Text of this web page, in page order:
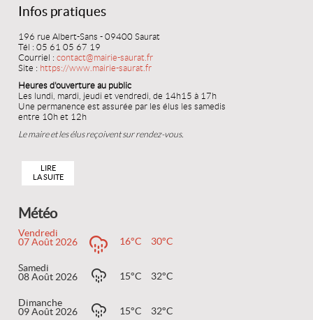
Infos pratiques
196 rue Albert-Sans - 09400 Saurat
Tél : 05 61 05 67 19
Courriel :contact@mairie-saurat.fr
Site : https://www.mairie-saurat.fr
Heures d'ouverture au public
Les lundi, mardi, jeudi et vendredi, de 14h15 à 17h
Une permanence est assurée par les élus les samedis
entre 10h et 12h
Le maire et les élus reçoivent sur rendez-vous.
LIRE
LA SUITE
Météo
Vendredi
07 Août 2026
16°C 30°C
Samedi
08 Août 2026
15°C 32°C
Dimanche
09 Août 2026
15°C 32°C